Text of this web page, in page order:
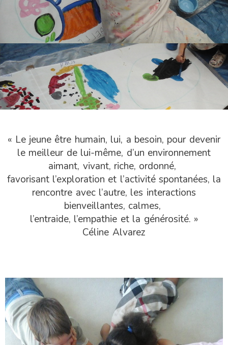
« Le jeune être humain, lui, a besoin, pour devenir
le meilleur de lui-même, d’un environnement
aimant, vivant, riche, ordonné,
favorisant l’exploration et l’activité spontanées, la
rencontre avec l’autre, les interactions
bienveillantes, calmes,
l’entraide, l’empathie et la générosité. »
Céline Alvarez